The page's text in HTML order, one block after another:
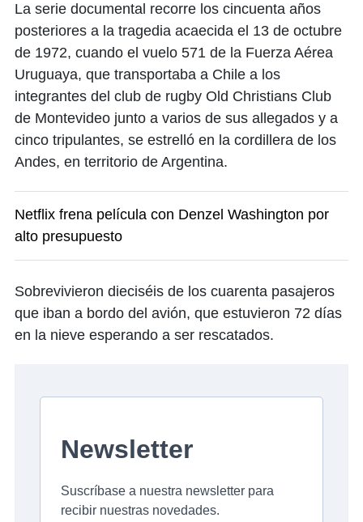
La serie documental recorre los cincuenta años
posteriores a la tragedia acaecida el 13 de octubre
de 1972, cuando el vuelo 571 de la Fuerza Aérea
Uruguaya, que transportaba a Chile a los
integrantes del club de rugby Old Christians Club
de Montevideo junto a varios de sus allegados y a
cinco tripulantes, se estrelló en la cordillera de los
Andes, en territorio de Argentina.
Netflix frena película con Denzel Washington por
alto presupuesto
Sobrevivieron dieciséis de los cuarenta pasajeros
que iban a bordo del avión, que estuvieron 72 días
en la nieve esperando a ser rescatados.